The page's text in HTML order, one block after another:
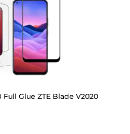
Full Glue ZTE Blade V2020